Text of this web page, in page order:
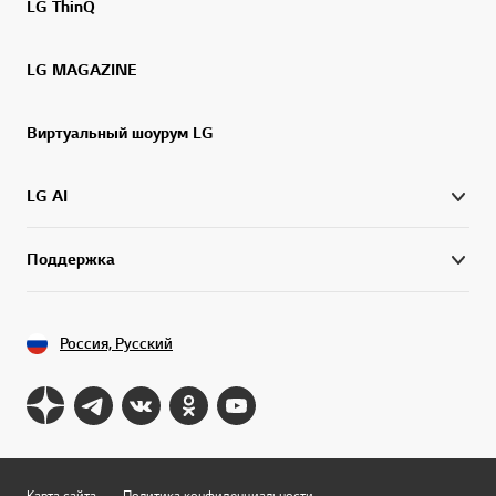
LG ThinQ
LG MAGAZINE
Виртуальный шоурум LG
LG AI
Поддержка
Россия, Русский